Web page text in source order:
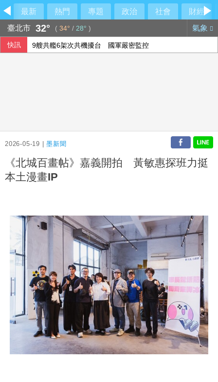
最新 熱門 專題 政治 社會
財經
臺北市 32° ( 34° / 28° ) 氣象
快訊 9艘共艦6架次共機擾台 國軍嚴密監控
2026-05-19 |墨新聞
《北城百畫帖》嘉義開拍 黃敏惠探班力挺
本土漫畫IP